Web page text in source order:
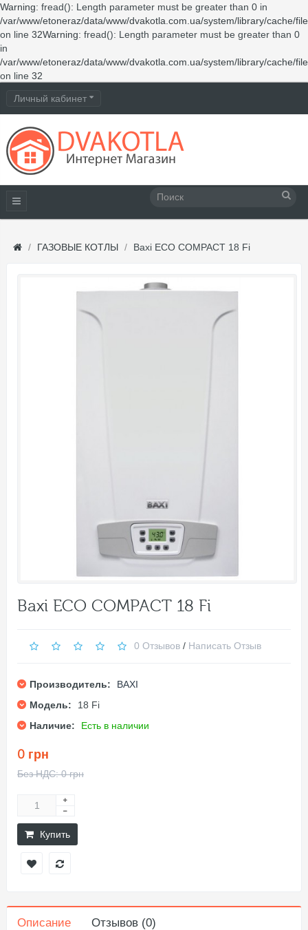
Warning: fread(): Length parameter must be greater than 0 in
/var/www/etoneraz/data/www/dvakotla.com.ua/system/library/cache/
on line 32Warning: fread(): Length parameter must be greater than 0
in
/var/www/etoneraz/data/www/dvakotla.com.ua/system/library/cache/
on line 32
Личный кабинет
ГАЗОВЫЕ КОТЛЫ Baxi ECO COMPACT 18 Fi
Baxi ECO COMPACT 18 Fi
0 Отзывов / Написать Отзыв
Производитель:
BAXI
Модель:
18 Fi
Наличие:
Есть в наличии
0 грн
Без НДС: 0 грн
Купить
Описание Отзывов (0)